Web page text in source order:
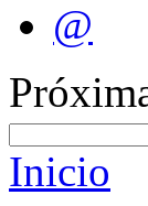
@
Inicio